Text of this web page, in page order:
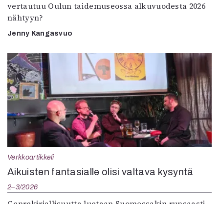
vertautuu Oulun taidemuseossa alkuvuodesta 2026
nähtyyn?
Jenny Kangasvuo
Verkkoartikkeli
Aikuisten fantasialle olisi valtava kysyntä
2–3/2026